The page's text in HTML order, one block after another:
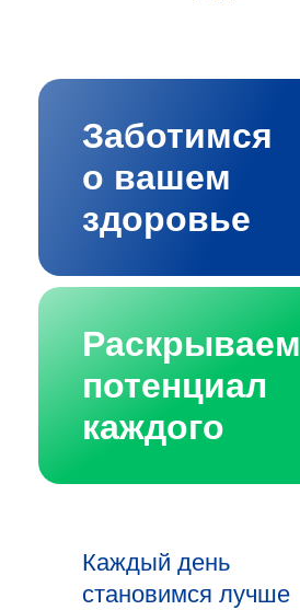
Заботимся
о вашем
здоровье
Раскрываем
потенциал
каждого
Каждый день
становимся лучше